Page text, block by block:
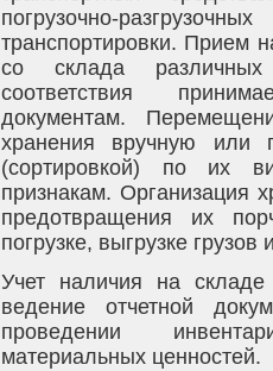
погрузочно-
транспортировки. Прием
со склада различных
соответствия
документам.
хранения вручную или
(сортировкой) по их
признакам. Организация
предотвращения их
погрузке, выгрузке
Учет наличия на
ведение отчетной
проведении
материальных ценностей.